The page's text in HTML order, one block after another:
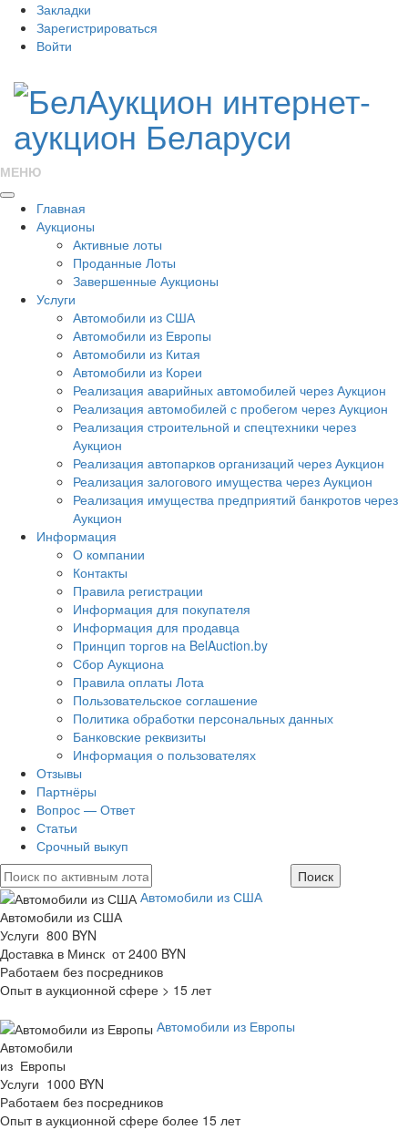
Закладки
Зарегистрироваться
Войти
МЕНЮ
Главная
Аукционы
Активные лоты
Проданные Лоты
Завершенные Аукционы
Услуги
Автомобили из США
Автомобили из Европы
Автомобили из Китая
Автомобили из Кореи
Реализация аварийных автомобилей через Аукцион
Реализация автомобилей с пробегом через Аукцион
Реализация строительной и спецтехники через
Аукцион
Реализация автопарков организаций через Аукцион
Реализация залогового имущества через Аукцион
Реализация имущества предприятий банкротов через
Аукцион
Информация
О компании
Контакты
Правила регистрации
Информация для покупателя
Информация для продавца
Принцип торгов на BelAuction.by
Сбор Аукциона
Правила оплаты Лота
Пользовательское соглашение
Политика обработки персональных данных
Банковские реквизиты
Информация о пользователях
Отзывы
Партнёры
Вопрос — Ответ
Статьи
Срочный выкуп
Автомобили из США
Автомобили из США
Услуги 800 BYN
Доставка в Минск от 2400 BYN
Работаем без посредников
Опыт в аукционной сфере > 15 лет
Автомобили из Европы
Автомобили
из Европы
Услуги 1000 BYN
Работаем без посредников
Опыт в аукционной сфере более 15 лет